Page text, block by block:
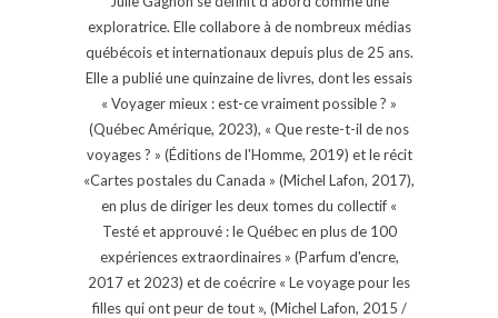
exploratrice. Elle collabore à de nombreux médias
québécois et internationaux depuis plus de 25 ans.
Elle a publié une quinzaine de livres, dont les essais
« Voyager mieux : est-ce vraiment possible ? »
(Québec Amérique, 2023), « Que reste-t-il de nos
voyages ? » (Éditions de l'Homme, 2019) et le récit
«Cartes postales du Canada » (Michel Lafon, 2017),
en plus de diriger les deux tomes du collectif «
Testé et approuvé : le Québec en plus de 100
expériences extraordinaires » (Parfum d'encre,
2017 et 2023) et de coécrire « Le voyage pour les
filles qui ont peur de tout », (Michel Lafon, 2015 /